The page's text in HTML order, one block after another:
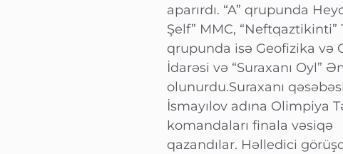
aparırdı. “A” qrupunda
Şelf” MMC, “Neftqaztikinti”
qrupunda isə Geofizika və
İdarəsi və “Suraxanı Oyl”
olunurdu.Suraxanı
İsmayılov adına Olimpiya
komandaları finala vəsiqə
qazandılar. Həlledici